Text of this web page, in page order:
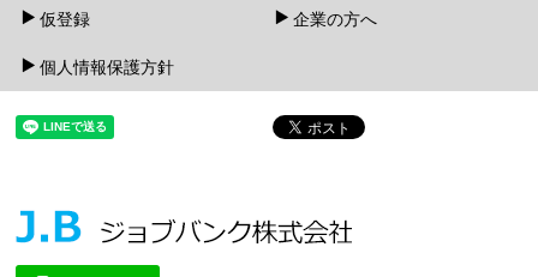
上記の利用目的を達成するため個人情報を外部委託す
る場合がありますが、その際には個人情報保護に必要
な契約等を締結し、業者の管理・監督を行います。
個人情報の開示等の求めについて
ては、以下の「個人情報に関わる苦情・相談窓口」に
て受け付けており、遅滞なく回答いたします。
仮登録 企業の方へ
個人情報保護方針